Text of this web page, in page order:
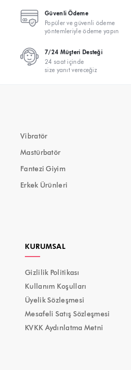
Güvenli Ödeme
Popüler ve güvenli ödeme
yöntemleriyle ödeme yapın
7/24 Müşteri Desteği
24 saat içinde
size yanıt vereceğiz
Vibratör
Mastürbatör
Fantezi Giyim
Erkek Ürünleri
KURUMSAL
Gizlilik Politikası
Kullanım Koşulları
Üyelik Sözleşmesi
Mesafeli Satış Sözleşmesi
KVKK Aydınlatma Metni